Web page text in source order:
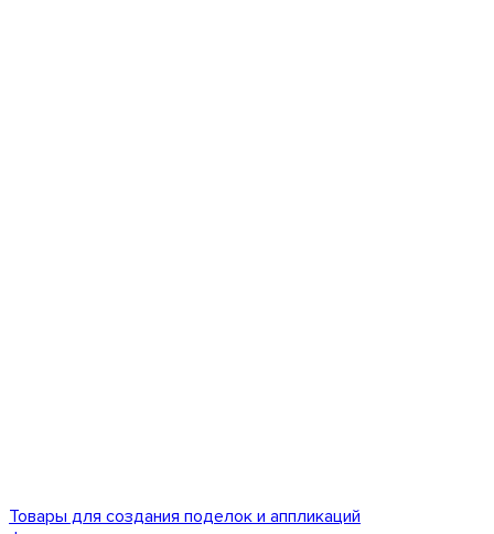
Товары для создания поделок и аппликаций